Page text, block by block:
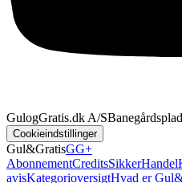
GulogGratis.dk A/S
Cookieindstillinger
Gul&GratisGG+
AbonnementCreditsSikkerHandel
avisKategorioversigtHvad er